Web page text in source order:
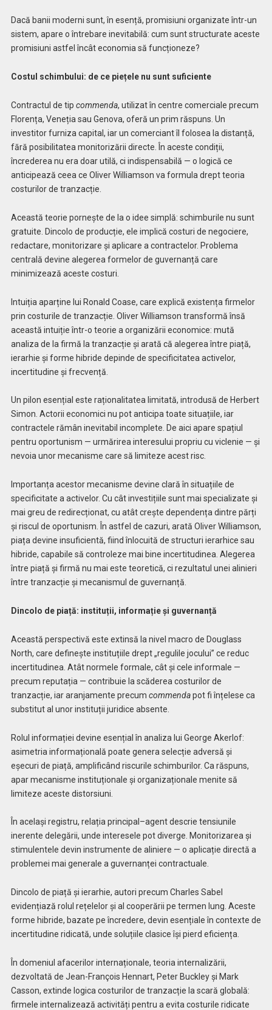
Dacă banii moderni sunt, în esență, promisiuni organizate într-un
sistem, apare o întrebare inevitabilă: cum sunt structurate aceste
promisiuni astfel încât economia să funcționeze?
Costul schimbului: de ce piețele nu sunt suficiente
Contractul de tip commenda, utilizat în centre comerciale precum
Florența, Veneția sau Genova, oferă un prim răspuns. Un
investitor furniza capital, iar un comerciant îl folosea la distanță,
fără posibilitatea monitorizării directe. În aceste condiții,
încrederea nu era doar utilă, ci indispensabilă — o logică ce
anticipează ceea ce Oliver Williamson va formula drept teoria
costurilor de tranzacție.
Această teorie pornește de la o idee simplă: schimburile nu sunt
gratuite. Dincolo de producție, ele implică costuri de negociere,
redactare, monitorizare și aplicare a contractelor. Problema
centrală devine alegerea formelor de guvernanță care
minimizează aceste costuri.
Intuiția aparține lui Ronald Coase, care explică existența firmelor
prin costurile de tranzacție. Oliver Williamson transformă însă
această intuiție într-o teorie a organizării economice: mută
analiza de la firmă la tranzacție și arată că alegerea între piață,
ierarhie și forme hibride depinde de specificitatea activelor,
incertitudine și frecvență.
Un pilon esențial este raționalitatea limitată, introdusă de Herbert
Simon. Actorii economici nu pot anticipa toate situațiile, iar
contractele rămân inevitabil incomplete. De aici apare spațiul
pentru oportunism — urmărirea interesului propriu cu viclenie — și
nevoia unor mecanisme care să limiteze acest risc.
Importanța acestor mecanisme devine clară în situațiile de
specificitate a activelor. Cu cât investițiile sunt mai specializate și
mai greu de redirecționat, cu atât crește dependența dintre părți
și riscul de oportunism. În astfel de cazuri, arată Oliver Williamson,
piața devine insuficientă, fiind înlocuită de structuri ierarhice sau
hibride, capabile să controleze mai bine incertitudinea. Alegerea
între piață și firmă nu mai este teoretică, ci rezultatul unei alinieri
între tranzacție și mecanismul de guvernanță.
Dincolo de piață: instituții, informație și guvernanță
Această perspectivă este extinsă la nivel macro de Douglass
North, care definește instituțiile drept „regulile jocului” ce reduc
incertitudinea. Atât normele formale, cât și cele informale —
precum reputația — contribuie la scăderea costurilor de
tranzacție, iar aranjamente precum commendapot fi înțelese ca
substitut al unor instituții juridice absente.
Rolul informației devine esențial în analiza lui George Akerlof:
asimetria informațională poate genera selecție adversă și
eșecuri de piață, amplificând riscurile schimburilor. Ca răspuns,
apar mecanisme instituționale și organizaționale menite să
limiteze aceste distorsiuni.
În același registru, relația principal–agent descrie tensiunile
inerente delegării, unde interesele pot diverge. Monitorizarea și
stimulentele devin instrumente de aliniere — o aplicație directă a
problemei mai generale a guvernanței contractuale.
Dincolo de piață și ierarhie, autori precum Charles Sabel
evidențiază rolul rețelelor și al cooperării pe termen lung. Aceste
forme hibride, bazate pe încredere, devin esențiale în contexte de
incertitudine ridicată, unde soluțiile clasice își pierd eficiența.
În domeniul afacerilor internaționale, teoria internalizării,
dezvoltată de Jean-François Hennart, Peter Buckley și Mark
Casson, extinde logica costurilor de tranzacție la scară globală:
firmele internalizează activități pentru a evita costurile ridicate